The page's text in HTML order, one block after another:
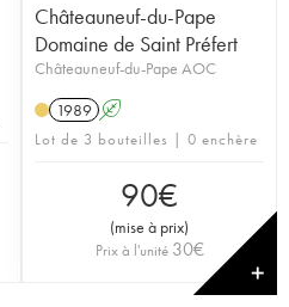
Châteauneuf-du-Pape
Domaine de Saint Préfert
Châteauneuf-du-Pape AOC
1989 A
Lot de 3 bouteilles | 0 enchère
90€
(mise à prix)
Prix à l'unité 30€
✕